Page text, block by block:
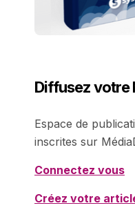
Diffusez votre
Espace de
inscrites sur
Connectez vous
Créez votre